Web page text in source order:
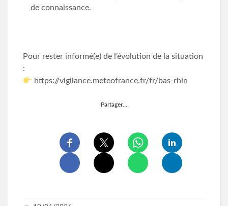
de connaissance.
Pour rester informé(e) de l’évolution de la situation
:
https://vigilance.meteofrance.fr/fr/bas-rhin
Partager…